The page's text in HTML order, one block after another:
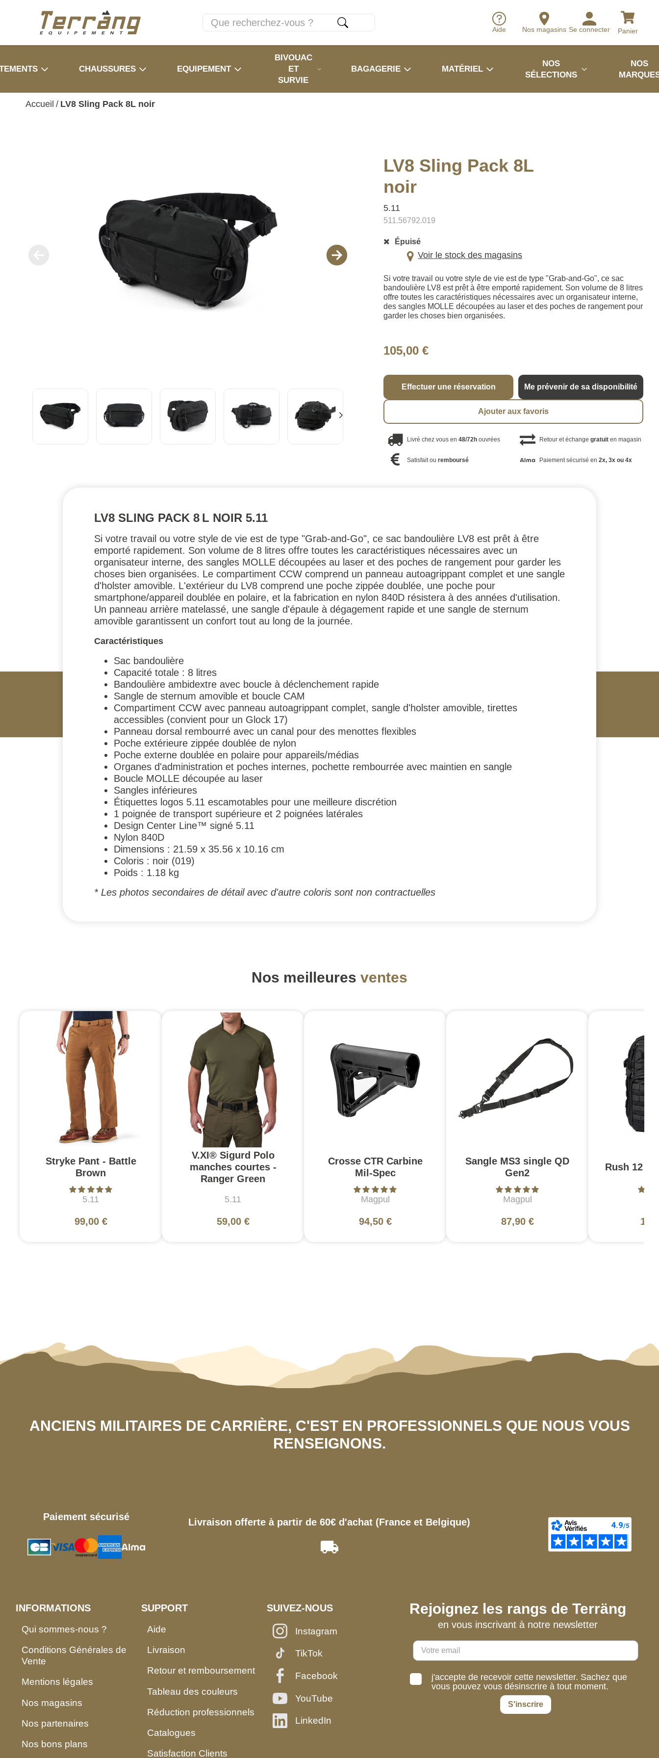
Aide Nos magasins Se connecter Panier
CHAUSSURES EQUIPEMENT
BIVOUAC
ET
SURVIE
BAGAGERIE MATÉRIEL
NOS
SÉLECTIONS
NOS
Accueil / LV8 Sling Pack 8L noir
LV8 Sling Pack 8L
noir
5.11
511.56792.019
Épuisé
Voir le stock des magasins
Si votre travail ou votre style de vie est de type "Grab-and-Go", ce sac
bandoulière LV8 est prêt à être emporté rapidement. Son volume de 8 litres
offre toutes les caractéristiques nécessaires avec un organisateur interne,
des sangles MOLLE découpées au laser et des poches de rangement pour
garder les choses bien organisées.
105,00 €
Effectuer une réservation Me prévenir de sa disponibilité
Ajouter aux favoris
Livré chez vous en48/72h ouvrées Retour et échange gratuiten magasin
Satisfait ouremboursé Paiement sécurisé en 2x, 3x ou 4x
LV8 SLING PACK 8 L NOIR 5.11
Si votre travail ou votre style de vie est de type "Grab-and-Go", ce sac bandoulière LV8 est prêt à être
emporté rapidement. Son volume de 8 litres offre toutes les caractéristiques nécessaires avec un
organisateur interne, des sangles MOLLE découpées au laser et des poches de rangement pour garder les
choses bien organisées. Le compartiment CCW comprend un panneau autoagrippant complet et une sangle
d'holster amovible. L'extérieur du LV8 comprend une poche zippée doublée, une poche pour
smartphone/appareil doublée en polaire, et la fabrication en nylon 840D résistera à des années d'utilisation.
Un panneau arrière matelassé, une sangle d'épaule à dégagement rapide et une sangle de sternum
amovible garantissent un confort tout au long de la journée.
Caractéristiques
Sac bandoulière
Capacité totale : 8 litres
Bandoulière ambidextre avec boucle à déclenchement rapide
Sangle de sternum amovible et boucle CAM
Compartiment CCW avec panneau autoagrippant complet, sangle d'holster amovible, tirettes
accessibles (convient pour un Glock 17)
Panneau dorsal rembourré avec un canal pour des menottes flexibles
Poche extérieure zippée doublée de nylon
Poche externe doublée en polaire pour appareils/médias
Organes d'administration et poches internes, pochette rembourrée avec maintien en sangle
Boucle MOLLE découpée au laser
Sangles inférieures
Étiquettes logos 5.11 escamotables pour une meilleure discrétion
1 poignée de transport supérieure et 2 poignées latérales
Design Center Line™ signé 5.11
Nylon 840D
Dimensions : 21.59 x 35.56 x 10.16 cm
Coloris : noir (019)
Poids : 1.18 kg
* Les photos secondaires de détail avec d'autre coloris sont non contractuelles
Nos meilleures ventes
Stryke Pant - Battle
Brown
5.11
99,00 €
V.XI® Sigurd Polo
manches courtes -
Ranger Green
5.11
59,00 €
Crosse CTR Carbine
Mil-Spec
Magpul
94,50 €
Sangle MS3 single QD
Gen2
Magpul
87,90 €
Rush 12
ANCIENS MILITAIRES DE CARRIÈRE, C'EST EN PROFESSIONNELS QUE NOUS VOUS
RENSEIGNONS.
Paiement sécurisé Livraison offerte à partir de 60€ d'achat (France et Belgique)
INFORMATIONS
Qui sommes-nous ?
Conditions Générales de
Vente
Mentions légales
Nos magasins
Nos partenaires
Nos bons plans
SUPPORT
Aide
Livraison
Retour et remboursement
Tableau des couleurs
Réduction professionnels
Catalogues
Satisfaction Clients
SUIVEZ-NOUS
Instagram
TikTok
Facebook
YouTube
LinkedIn
Rejoignez les rangs de Terräng
en vous inscrivant à notre newsletter
j'accepte de recevoir cette newsletter. Sachez que
vous pouvez vous désinscrire à tout moment.
S'inscrire